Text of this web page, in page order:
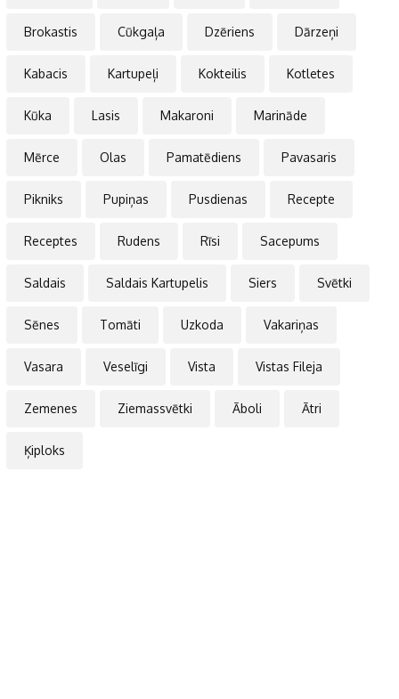
Brokastis Cūkgaļa Dzēriens Dārzeņi
Kabacis Kartupeļi Kokteilis Kotletes
Kūka Lasis Makaroni Marināde
Mērce Olas Pamatēdiens Pavasaris
Pikniks Pupiņas Pusdienas Recepte
Receptes Rudens Rīsi Sacepums
Saldais Saldais Kartupelis Siers Svētki
Sēnes Tomāti Uzkoda Vakariņas
Vasara Veselīgi Vista Vistas Fileja
Zemenes Ziemassvētki Āboli Ātri
Ķiploks